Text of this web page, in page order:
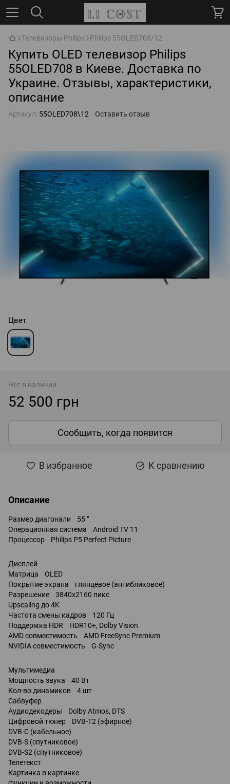
Телевизоры Philips Philips 55OLED708/12
Купить ОLED телевизор Philips
55OLED708 в Киеве. Доставка по
Украине. Отзывы, характеристики,
описание
Артикул: 55OLED708\12 Оставить отзыв
Цвет
Нет в наличии
52 500 грн
Сообщить, когда появится
В избранное К сравнению
Описание
Размер диагонали 55 "
Операционная система Android TV 11
Процессор Philips P5 Perfect Picture
Дисплей
Матрица OLED
Покрытие экрана глянцевое (антибликовое)
Разрешение 3840x2160 пикс
Upscaling до 4K
Частота смены кадров 120 Гц
Поддержка HDR HDR10+, Dolby Vision
AMD совместимость AMD FreeSync Premium
NVIDIA совместимость G-Sync
Мультимедиа
Мощность звука 40 Вт
Кол-во динамиков 4 шт
Сабвуфер
Аудиодекодеры Dolby Atmos, DTS
Цифровой тюнер DVB-T2 (эфирное)
DVB-C (кабельное)
DVB-S (спутниковое)
DVB-S2 (спутниковое)
Телетекст
Картинка в картинке